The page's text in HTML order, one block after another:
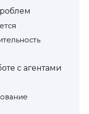
с агентами